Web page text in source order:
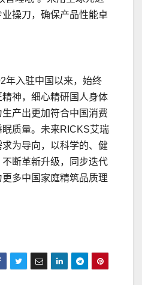
操刀，确保产品性能卓
年入驻中国以来，始终
神，细心精研国人身体
产出更加符合中国消费
质量。未来RICKS艾瑞
为导向，以科学的、健
断革新升级，同步迭代
多中国家庭精筑品质理